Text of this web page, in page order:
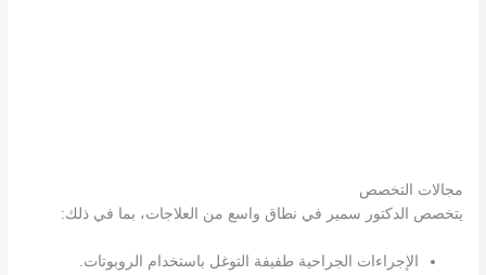
مجالات التخصص
يتخصص الدكتور سمير في نطاق واسع من العلاجات، بما في ذلك:
الإجراءات الجراحية طفيفة التوغل باستخدام الروبوتات.